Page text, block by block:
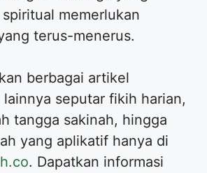
memerlukan
terus-menerus.
berbagai artikel
seputar fikih harian,
tangga sakinah, hingga
yang aplikatif hanya di
. Dapatkan informasi